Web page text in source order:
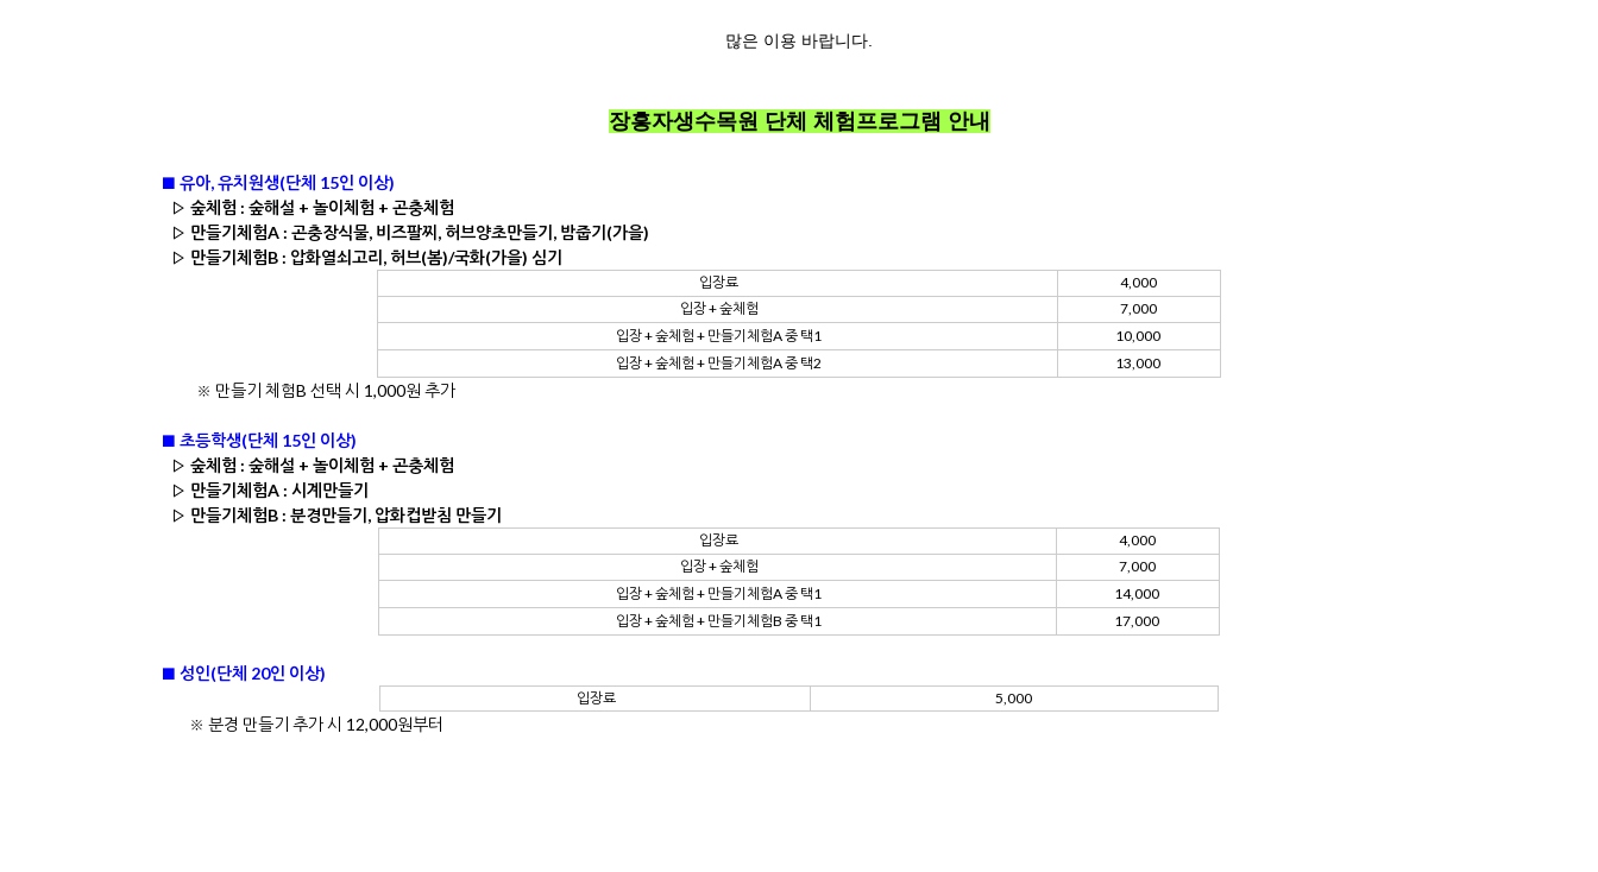
많은 이용 바랍니다.
장흥자생수목원 단체 체험프로그램 안내
■ 유아, 유치원생(단체 15인 이상)
▷ 숲체험 : 숲해설 + 놀이체험 + 곤충체험
▷ 만들기체험A : 곤충장식물, 비즈팔찌, 허브양초만들기, 밤줍기(가을)
▷ 만들기체험B : 압화열쇠고리, 허브(봄)/국화(가을) 심기
입장료
4,000
입장 + 숲체험
7,000
입장 + 숲체험 + 만들기체험A 중 택1
10,000
입장 + 숲체험 + 만들기체험A 중 택2
13,000
※ 만들기 체험B 선택 시 1,000원 추가
■ 초등학생(단체 15인 이상)
▷ 숲체험 : 숲해설 + 놀이체험 + 곤충체험
▷ 만들기체험A : 시계만들기
▷ 만들기체험B : 분경만들기, 압화컵받침 만들기
입장료
4,000
입장 + 숲체험
7,000
입장 + 숲체험 + 만들기체험A 중 택1
14,000
입장 + 숲체험 + 만들기체험B 중 택1
17,000
■ 성인(단체 20인 이상)
입장료 5,000
※ 분경 만들기 추가 시 12,000원부터